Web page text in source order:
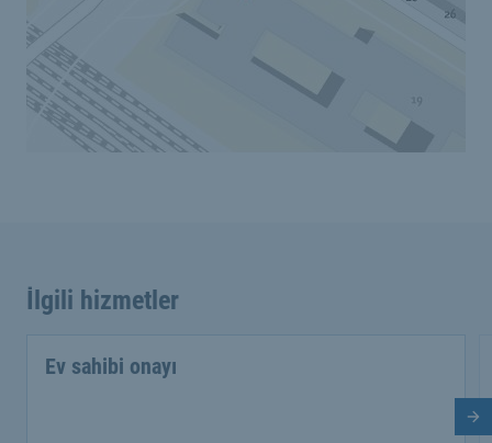
İlgili hizmetler
Ev sahibi onayı